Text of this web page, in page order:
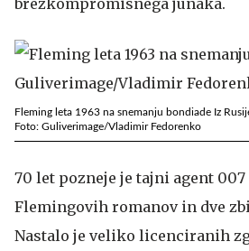
Fleming leta 1963 na snemanju bondiade Iz
Foto: Guliverimage/Vladimir Fedorenko
70 let pozneje je tajni agent
Flemingovih romanov in dve
Nastalo je veliko licenciranih